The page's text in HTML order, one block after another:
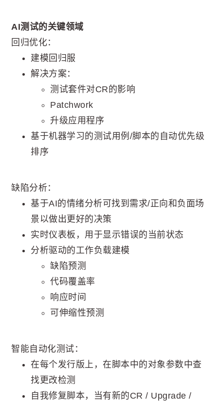
AI测试的关键领域
回归优化：
建模回归服
解决方案：
测试套件对CR的影响
Patchwork
升级应用程序
基于机器学习的测试用例/脚本的自动优先级
排序
缺陷分析：
基于AI的情绪分析可找到需求/正向和负面场
景以做出更好的决策
实时仪表板，用于显示错误的当前状态
分析驱动的工作负载建模
缺陷预测
代码覆盖率
响应时间
可伸缩性预测
智能自动化测试：
在每个发行版上，在脚本中的对象参数中查
找更改检测
自我修复脚本，当有新的CR / Upgrade /